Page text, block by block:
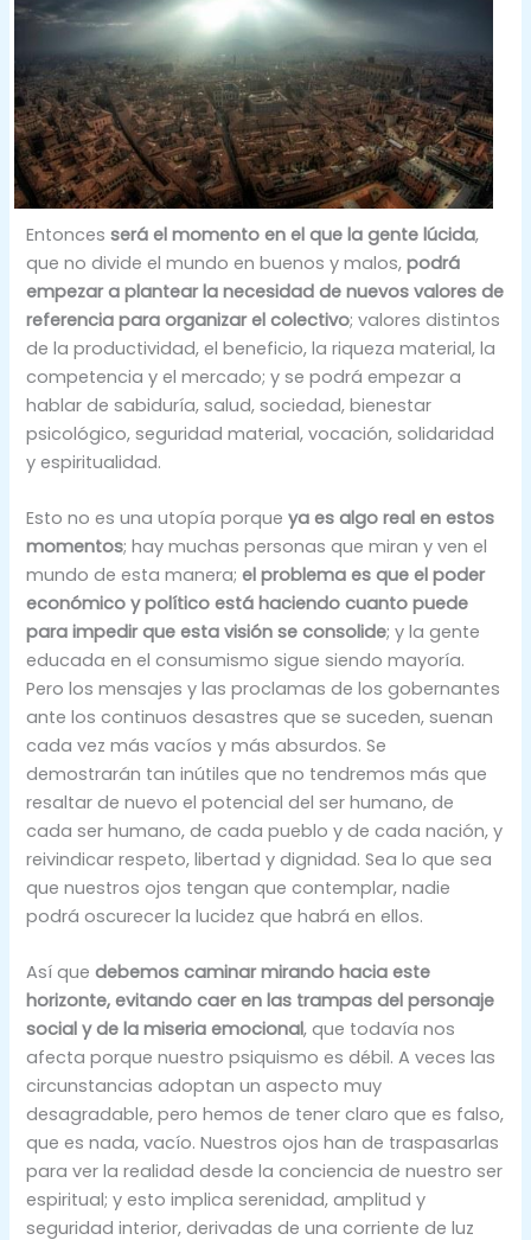
Entoncesserá el momento en el que la gente lúcida,
que no divide el mundo en buenos y malos,podrá
empezar a plantear la necesidad de nuevos valores de
referencia para organizar el colectivo; valores distintos
de la productividad, el beneficio, la riqueza material, la
competencia y el mercado; y se podrá empezar a
hablar de sabiduría, salud, sociedad, bienestar
psicológico, seguridad material, vocación, solidaridad
y espiritualidad.
Esto no es una utopía porque ya es algo real en estos
momentos; hay muchas personas que miran y ven el
mundo de esta manera;el problema es que el poder
económico y político está haciendo cuanto puede
para impedir que esta visión se consolide; y la gente
educada en el consumismo sigue siendo mayoría.
Pero los mensajes y las proclamas de los gobernantes
ante los continuos desastres que se suceden, suenan
cada vez más vacíos y más absurdos. Se
demostrarán tan inútiles que no tendremos más que
resaltar de nuevo el potencial del ser humano, de
cada ser humano, de cada pueblo y de cada nación, y
reivindicar respeto, libertad y dignidad. Sea lo que sea
que nuestros ojos tengan que contemplar, nadie
podrá oscurecer la lucidez que habrá en ellos.
Así quedebemos caminar mirando hacia este
horizonte, evitando caer en las trampas del personaje
social y de la miseria emocional, que todavía nos
afecta porque nuestro psiquismo es débil. A veces las
circunstancias adoptan un aspecto muy
desagradable, pero hemos de tener claro que es falso,
que es nada, vacío. Nuestros ojos han de traspasarlas
para ver la realidad desde la conciencia de nuestro ser
espiritual; y esto implica serenidad, amplitud y
seguridad interior, derivadas de una corriente de luz